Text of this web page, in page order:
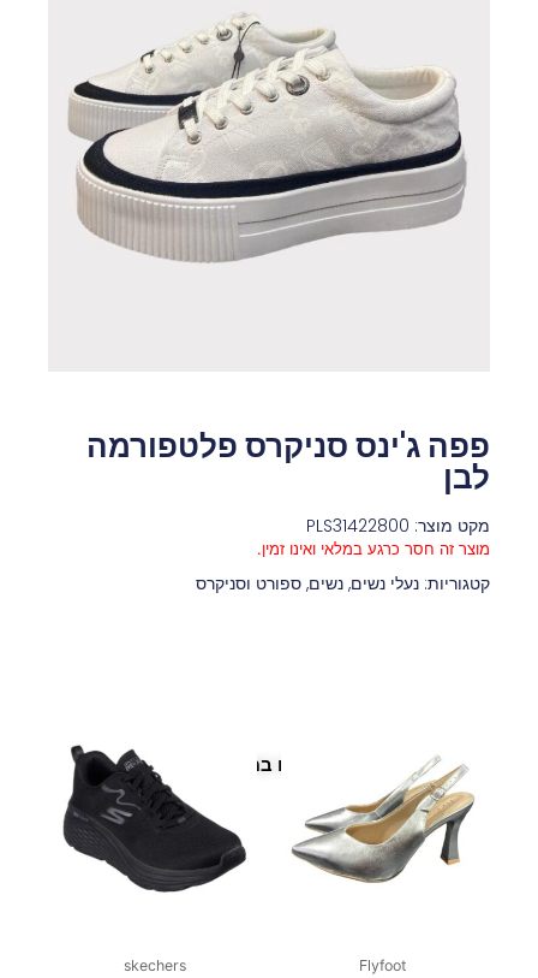
פפה ג'ינס סניקרס פלטפורמה
לבן
מקט מוצר: PLS31422800
מוצר זה חסר כרגע במלאי ואינו זמין.
קטגוריות: נעלי נשים, נשים, ספורט וסניקרס
פריטים נוספים במיוחד בשבילך
Flyfoot
skechers